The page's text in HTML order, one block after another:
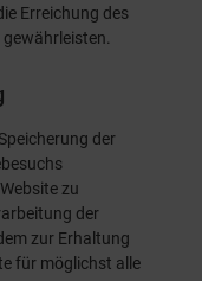
Erreichung des
der
zu
der
zur Erhaltung
für möglichst alle